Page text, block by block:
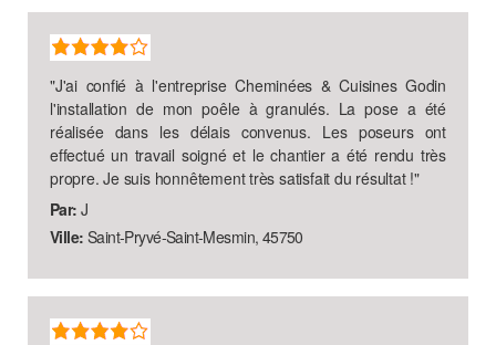
"J'ai confié à l'entreprise Cheminées & Cuisines Godin
l'installation de mon poêle à granulés. La pose a été
réalisée dans les délais convenus. Les poseurs ont
effectué un travail soigné et le chantier a été rendu très
propre. Je suis honnêtement très satisfait du résultat !"
Par: J
Ville: Saint-Pryvé-Saint-Mesmin, 45750